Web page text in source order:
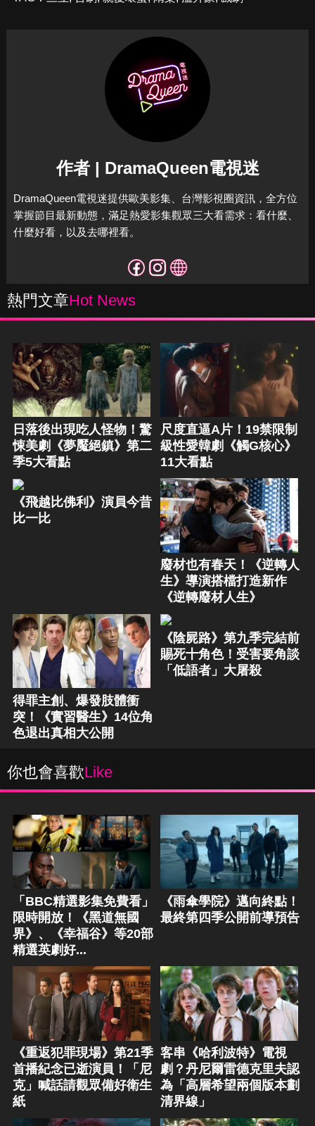
作者 | DramaQueen電視迷
DramaQueen電視迷提供歐美影集、台灣影視圈資訊，全方位
掌握節目最新動態，滿足熱愛影集觀眾三大看需求：看什麼、
什麼好看，以及去哪裡看。
熱門文章Hot News
日落後出現吃人怪物！驚
悚美劇《夢魘絕鎮》第二
季5大看點
尺度直逼A片！19禁限制
級性愛韓劇《觸G核心》
11大看點
《飛越比佛利》演員今昔
比一比
廢材也有春天！《逆轉人
生》導演搭檔打造新作
《逆轉廢材人生》
得罪主創、爆發肢體衝
突！《實習醫生》14位角
色退出真相大公開
《陰屍路》第九季完結前
賜死十角色！受害要角談
「低語者」大屠殺
你也會喜歡Like
「BBC精選影集免費看」
限時開放！《黑道無國
界》、《幸福谷》等20部
精選英劇好...
《雨傘學院》邁向終點！
最終第四季公開前導預告
《重返犯罪現場》第21季
首播紀念已逝演員！「尼
克」喊話請觀眾備好衛生
紙
客串《哈利波特》電視
劇？丹尼爾雷德克里夫認
為「高層希望兩個版本劃
清界線」